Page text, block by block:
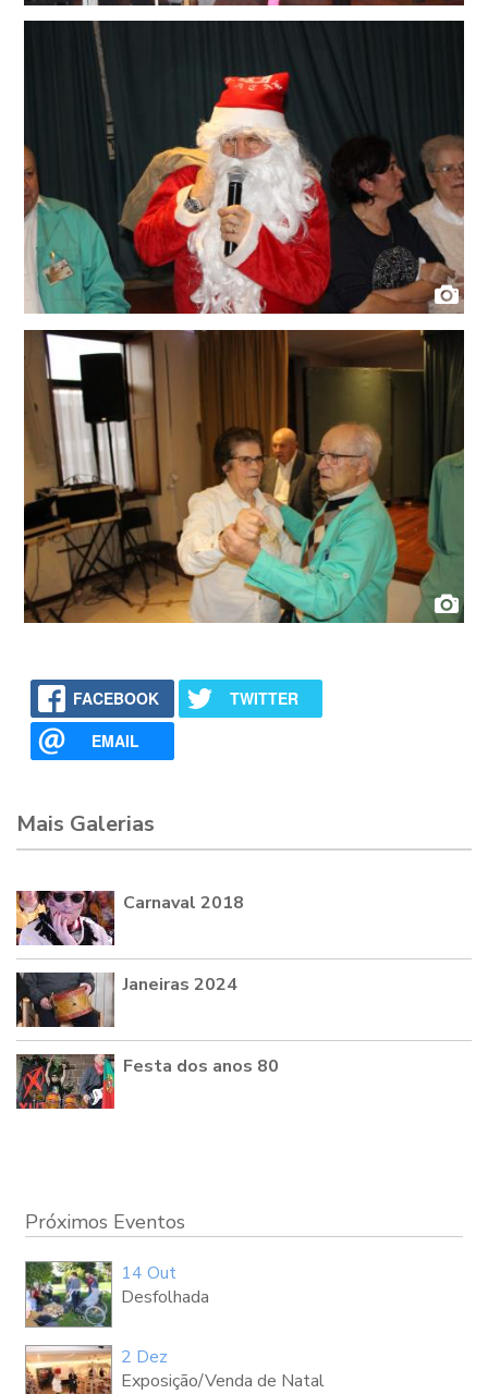
FACEBOOK
TWITTER
EMAIL
Mais Galerias
Carnaval 2018
Janeiras 2024
Festa dos anos 80
Próximos Eventos
14 Out
Desfolhada
2 Dez
Exposição/Venda de Natal